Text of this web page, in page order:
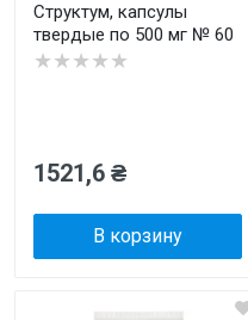
Структум, капсулы
твердые по 500 мг № 60
★★★★★
1521,6 ₴
В корзину